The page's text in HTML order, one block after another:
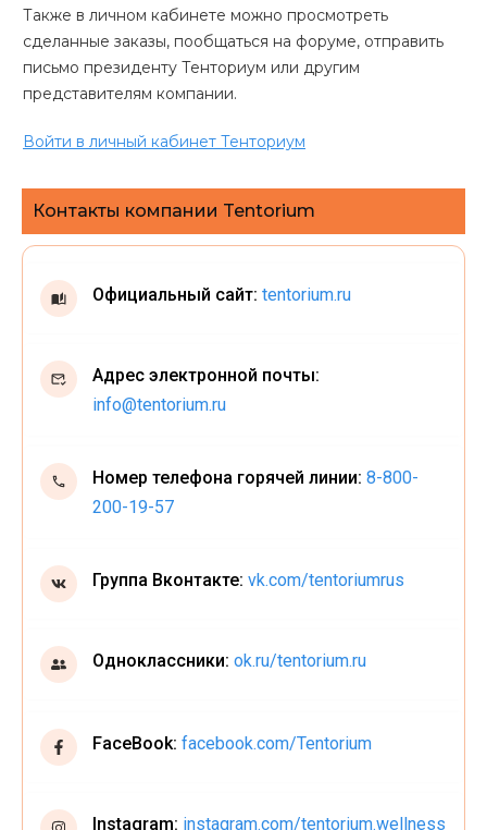
Также в личном кабинете можно просмотреть
сделанные заказы, пообщаться на форуме, отправить
письмо президенту Тенториум или другим
представителям компании.
Войти в личный кабинет Тенториум
Контакты компании Tentorium
Официальный сайт: tentorium.ru
Адрес электронной почты:
info@tentorium.ru
Номер телефона горячей линии: 8-800-
200-19-57
Группа Вконтакте: vk.com/tentoriumrus
Одноклассники: ok.ru/tentorium.ru
FaceBook: facebook.com/Tentorium
Instagram: instagram.com/tentorium.wellness